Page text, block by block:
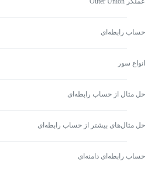
حساب رابطه‌ای
انواع سور
حل مثال از حساب رابطه‌ای
حل مثال‌های بیشتر از حساب رابطه‌ای
حساب رابطه‌ای دامنه‌ای